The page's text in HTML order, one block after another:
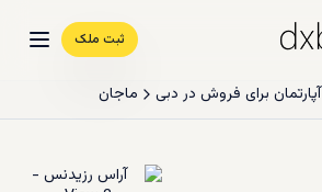
ثبت ملک
آپارتمان برای فروش در دبی ماجان